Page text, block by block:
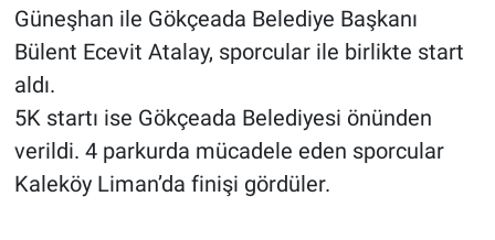
Güneşhan ile Gökçeada Belediye Başkanı
Bülent Ecevit Atalay, sporcular ile birlikte start
aldı.
5K startı ise Gökçeada Belediyesi önünden
verildi. 4 parkurda mücadele eden sporcular
Kaleköy Liman’da finişi gördüler.